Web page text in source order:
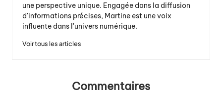
une perspective unique. Engagée dans la diffusion
d'informations précises, Martine est une voix
influente dans l'univers numérique.
Voir tous les articles
Commentaires